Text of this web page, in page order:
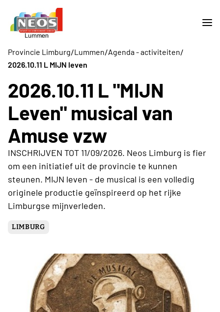
Provincie Limburg/Lummen/Agenda - activiteiten/
2026.10.11 L MIJN leven
2026.10.11 L "MIJN
Leven" musical van
Amuse vzw
INSCHRIJVEN TOT 11/09/2026. Neos Limburg is fier
om een initiatief uit de provincie te kunnen
steunen. MIJN leven - de musical is een volledig
originele productie geïnspireerd op het rijke
Limburgse mijnverleden.
LIMBURG